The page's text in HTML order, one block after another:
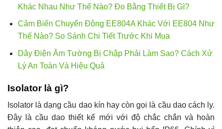
Khác Nhau Như Thế Nào? Đo Bằng Thiết Bị Gì?
Cảm Biến Chuyển Động EE804A Khác Với EE804 Như
Thế Nào? So Sánh Chi Tiết Trước Khi Mua
Dây Điện Âm Tường Bị Chập Phải Làm Sao? Cách Xử
Lý An Toàn Và Hiệu Quả
Isolator là gì?
Isolator là dạng cầu dao kín hay còn gọi là cầu dao cách ly.
Đây là cầu dao thiết kế mới với độ chắc chắn và hoàn